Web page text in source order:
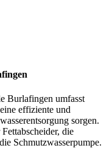
Burlafingen umfasst
effiziente und
sorgen.
die
Schmutzwasserpumpe.